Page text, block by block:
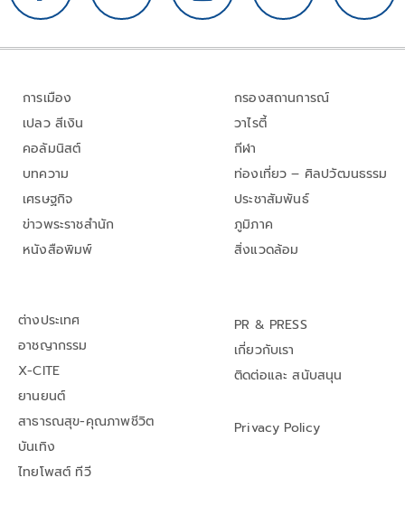
การเมือง
เปลว สีเงิน
คอลัมนิสต์
บทความ
เศรษฐกิจ
ข่าวพระราชสำนัก
หนังสือพิมพ์
กรองสถานการณ์
วาไรตี้
กีฬา
ท่องเที่ยว – ศิลปวัฒนธรรม
ประชาสัมพันธ์
ภูมิภาค
สิ่งแวดล้อม
ต่างประเทศ
อาชญากรรม
X-CITE
ยานยนต์
สาธารณสุข-คุณภาพชีวิต
บันเทิง
ไทยโพสต์ ทีวี
PR & PRESS
เกี่ยวกับเรา
ติดต่อและ สนับสนุน
Privacy Policy